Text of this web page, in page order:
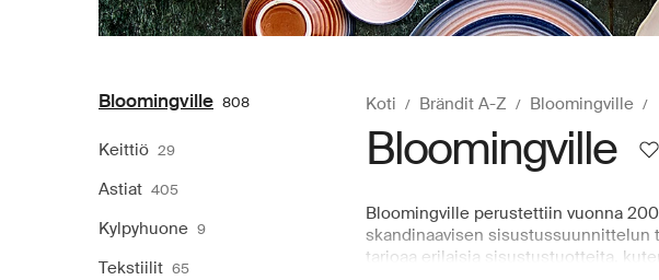
Bloomingville 808
Keittiö 29
Astiat 405
Kylpyhuone 9
Tekstiilit 65
Koti Brändit A-Z Bloomingville
Bloomingville
Bloomingville perustettiin vuonna
skandinaavisen sisustussuunnittelun
tarjoaa erilaisia sisustustuotteita,